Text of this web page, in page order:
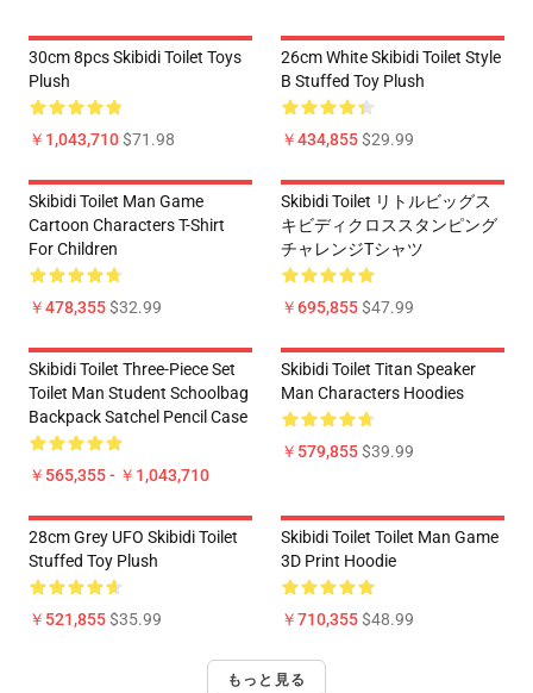
30cm 8pcs Skibidi Toilet Toys
Plush
￥1,043,710$71.98
26cm White Skibidi Toilet Style
B Stuffed Toy Plush
￥434,855$29.99
Skibidi Toilet Man Game
Cartoon Characters T-Shirt
For Children
￥478,355$32.99
Skibidi Toilet リトルビッグス
キビディクロススタンピング
チャレンジTシャツ
￥695,855$47.99
Skibidi Toilet Three-Piece Set
Toilet Man Student Schoolbag
Backpack Satchel Pencil Case
￥565,355 - ￥1,043,710
Skibidi Toilet Titan Speaker
Man Characters Hoodies
￥579,855$39.99
28cm Grey UFO Skibidi Toilet
Stuffed Toy Plush
￥521,855$35.99
Skibidi Toilet Toilet Man Game
3D Print Hoodie
￥710,355$48.99
もっと見る